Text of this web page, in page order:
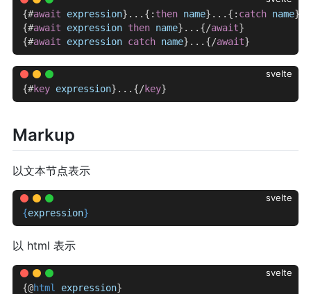
{#await expression}...{: then name}...{: catch name
{#await expression then name}...{/await}
{#await expression catch name}...{/await}
svelte
{#key expression}...{/key}
Markup
以文本节点表示
svelte
{expression}
以 html 表示
svelte
{@html expression}